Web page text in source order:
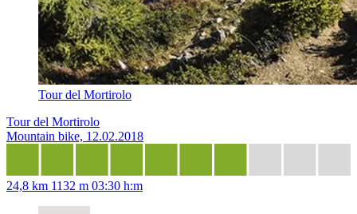
Tour del Mortirolo
Tour del Mortirolo
Mountain bike, 12.02.2018
24,8 km 1132 m 03:30 h:m